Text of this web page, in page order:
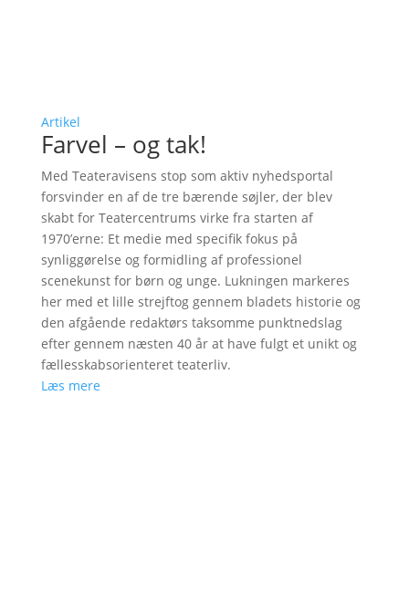
Artikel
Farvel – og tak!
Med Teateravisens stop som aktiv nyhedsportal
forsvinder en af de tre bærende søjler, der blev
skabt for Teatercentrums virke fra starten af
1970’erne: Et medie med specifik fokus på
synliggørelse og formidling af professionel
scenekunst for børn og unge. Lukningen markeres
her med et lille strejftog gennem bladets historie og
den afgående redaktørs taksomme punktnedslag
efter gennem næsten 40 år at have fulgt et unikt og
fællesskabsorienteret teaterliv.
Læs mere